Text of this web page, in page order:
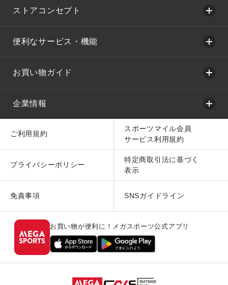
ストアコンセプト
便利なサービス・機能
お買い物ガイド
企業情報
ご利用規約
スポーツマイル会員
サービス利用規約
プライバシーポリシー
特定商取引法に基づく
表示
免責事項 SNSガイドライン
お買い物が便利に！メガスポーツ公式アプリ